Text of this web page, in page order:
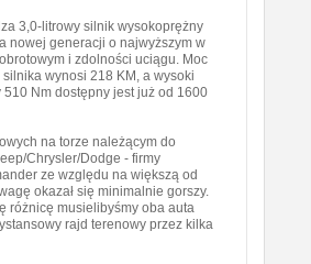
3,0-litrowy silnik wysokoprężny
nowej generacji o najwyższym w
i zdolności uciągu. Moc
wynosi 218 KM, a wysoki
510 Nm dostępny jest już od 1600
na torze należącym do
Chrysler/Dodge - firmy
ze względu na większą od
okazał się minimalnie gorszy.
różnicę musielibyśmy oba auta
rajd terenowy przez kilka